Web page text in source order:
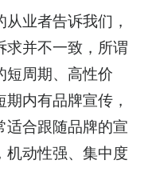
业者告诉我们，
求并不一致，所谓
短周期、高性价
内有品牌宣传，
适合跟随品牌的宣
机动性强、集中度